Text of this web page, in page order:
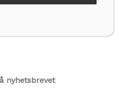
nyhetsbrevet